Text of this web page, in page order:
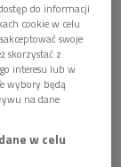
Foto: mat. pras.
o
do informacji
cookie w celu
swoje
skorzystać z
interesu lub w
wybory będą
na dane
w celu